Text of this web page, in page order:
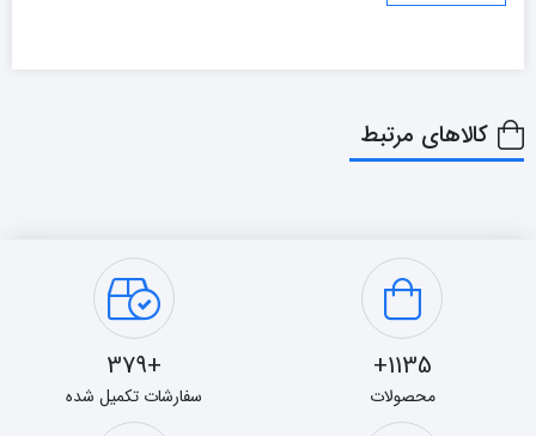
کالاهای مرتبط
1135+
محصولات
+379
سفارشات تکمیل شده